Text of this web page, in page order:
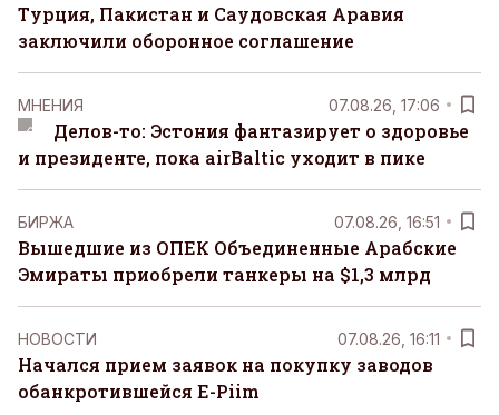
Турция, Пакистан и Саудовская Аравия
заключили оборонное соглашение
MНЕНИЯ 07.08.26, 17:06
Делов-то: Эстония фантазирует о здоровье
и президенте, пока airBaltic уходит в пике
БИРЖА 07.08.26, 16:51
Вышедшие из ОПЕК Объединенные Арабские
Эмираты приобрели танкеры на $1,3 млрд
НОВОСТИ 07.08.26, 16:11
Начался прием заявок на покупку заводов
обанкротившейся E-Piim